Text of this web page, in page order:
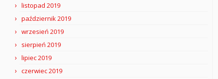
listopad 2019
październik 2019
wrzesień 2019
sierpień 2019
lipiec 2019
czerwiec 2019